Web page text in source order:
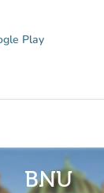
Play
BNU